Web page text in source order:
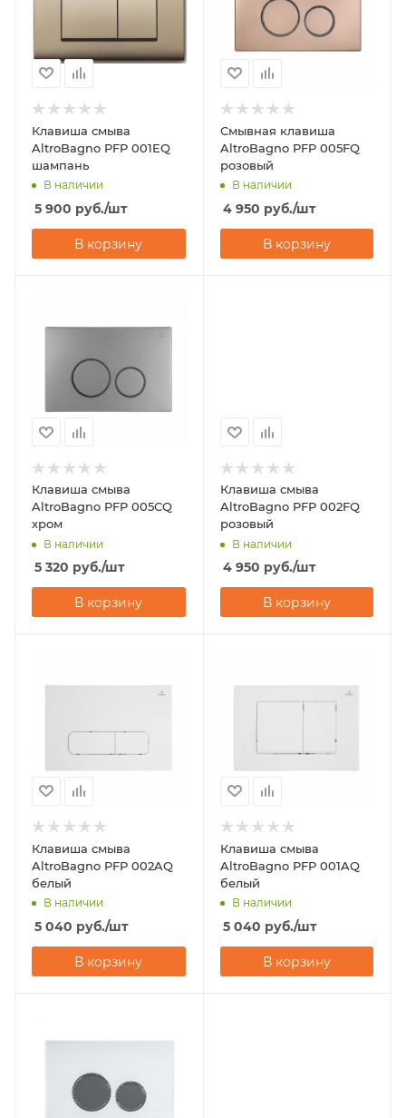
Клавиша смыва
AltroBagno PFP 001EQ
шампань
В наличии
5 900 руб./шт
В корзину
Смывная клавиша
AltroBagno PFP 005FQ
розовый
В наличии
4 950 руб./шт
В корзину
Клавиша смыва
AltroBagno PFP 005CQ
хром
В наличии
5 320 руб./шт
В корзину
Клавиша смыва
AltroBagno PFP 002FQ
розовый
В наличии
4 950 руб./шт
В корзину
Клавиша смыва
AltroBagno PFP 002AQ
белый
В наличии
5 040 руб./шт
В корзину
Клавиша смыва
AltroBagno PFP 001AQ
белый
В наличии
5 040 руб./шт
В корзину